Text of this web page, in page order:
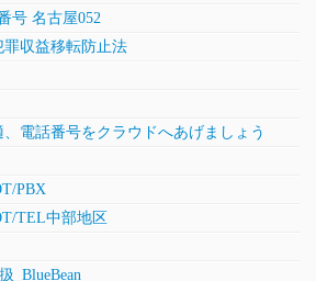
号 名古屋052
罪収益移転防止法
電話番号をクラウドへあげましょう
PBX
TEL中部地区
_BlueBean